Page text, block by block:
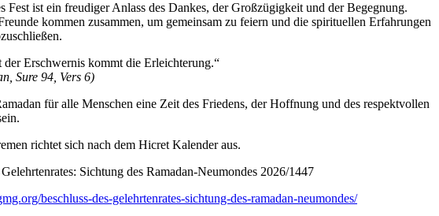
Fest ist ein freudiger Anlass des Dankes, der Großzügigkeit und der Begegnung.
kommen zusammen, um gemeinsam zu feiern und die spirituellen Erfahrungen
der Erschwernis kommt die Erleichterung.“
Sure 94, Vers 6)
für alle Menschen eine Zeit des Friedens, der Hoffnung und des respektvollen
richtet sich nach dem Hicret Kalender aus.
Sichtung des Ramadan-Neumondes 2026/1447
beschluss-des-gelehrtenrates-sichtung-des-ramadan-neumondes/